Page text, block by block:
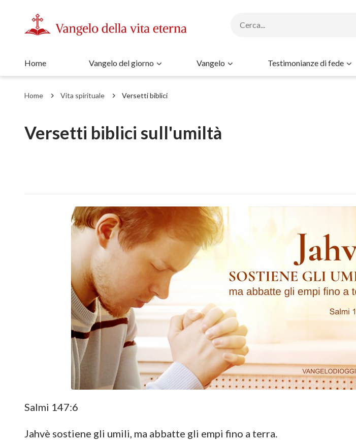
Home Vangelo del giorno Vangelo Testimonianze di fede
Home Vita spirituale Versetti biblici
Versetti biblici sull'umiltà
Salmi 147:6
Jahvè sostiene gli umili, ma abbatte gli empi fino a terra.